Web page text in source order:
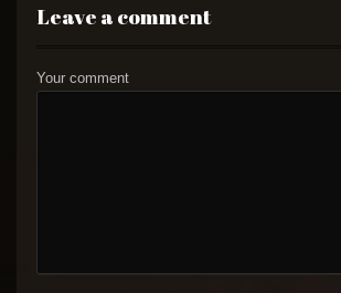
Leave a comment
Your comment